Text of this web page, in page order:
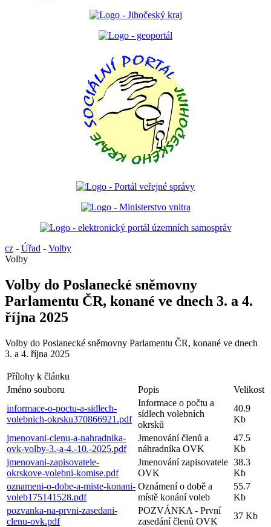
cz - Úřad - Volby
Volby
Volby do Poslanecké sněmovny
Parlamentu ČR, konané ve dnech 3. a 4.
října 2025
Volby do Poslanecké sněmovny Parlamentu ČR, konané ve dnech
3. a 4. října 2025
Přílohy k článku
Jméno souboru
Popis
Velikost
informace-o-poctu-a-sidlech-
volebnich-okrsku370866921.pdf
Informace o počtu a
sídlech volebních
okrsků
40.9
Kb
jmenovani-clenu-a-nahradnika-
ovk-volby-3.-a-4.-10.-2025.pdf
Jmenování členů a
náhradníka OVK
47.5
Kb
jmenovani-zapisovatele-
okrskove-volebni-komise.pdf
Jmenování zapisovatele
OVK
38.3
Kb
oznameni-o-dobe-a-miste-konani-
voleb175141528.pdf
Oznámení o době a
místě konání voleb
55.7
Kb
pozvanka-na-prvni-zasedani-
clenu-ovk.pdf
POZVÁNKA - První
zasedání členů OVK
37 Kb